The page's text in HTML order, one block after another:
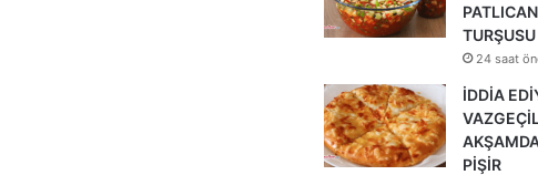
TURŞUSU
24 saat
İDDİA
PİŞİR